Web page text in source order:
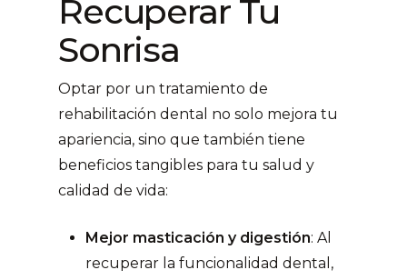
Recuperar Tu
Sonrisa
Optar por un tratamiento de
rehabilitación dental no solo mejora tu
apariencia, sino que también tiene
beneficios tangibles para tu salud y
calidad de vida:
Mejor masticación y digestión: Al
recuperar la funcionalidad dental,